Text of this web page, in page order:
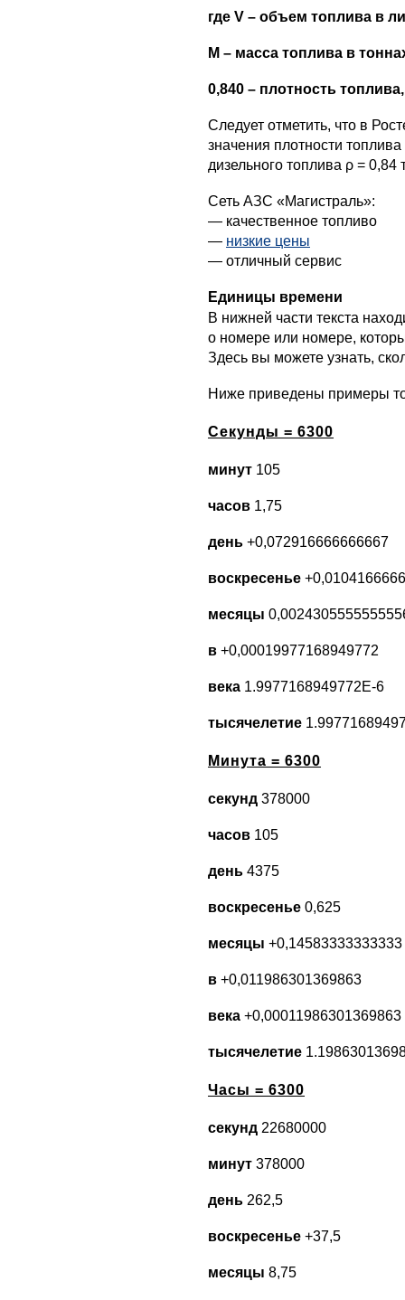
где V – объем топлива в
M – масса топлива в
0,840 – плотность топлива,
Следует отметить, что в
значения плотности
дизельного топлива ρ = 0,84
Сеть АЗС «Магистраль»:
— качественное топливо
— низкие цены
— отличный сервис
Единицы времени
В нижней части текста
о номере или номере,
Здесь вы можете узнать,
Ниже приведены примеры
Секунды = 6300
минут 105
часов 1,75
день +0,072916666666667
воскресенье
месяцы
в +0,00019977168949772
века 1.9977168949772E-6
тысячелетие
Минута = 6300
секунд 378000
часов 105
день 4375
воскресенье 0,625
месяцы +0,14583333333333
в +0,011986301369863
века +0,00011986301369863
тысячелетие
Часы = 6300
секунд 22680000
минут 378000
день 262,5
воскресенье +37,5
месяцы 8,75